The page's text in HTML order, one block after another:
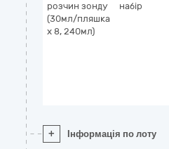
розчин зонду
(30мл/пляшка
х 8, 240мл)
набір
+ Інформація по лоту